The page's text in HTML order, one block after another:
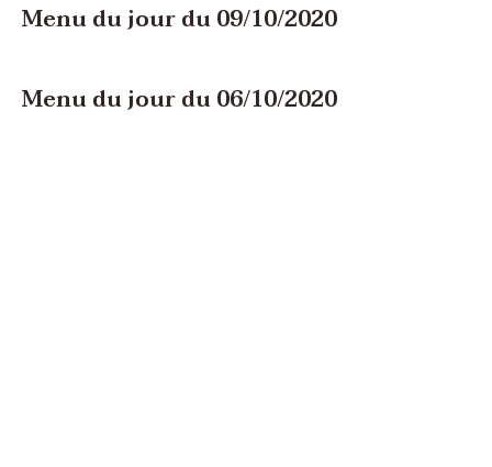
Menu du jour du 09/10/2020
Menu du jour du 06/10/2020